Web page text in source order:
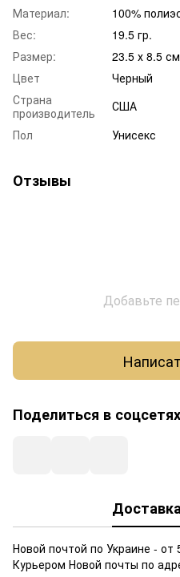
Материал:
100%
Вес:
19.5 гр.
Размер:
23.5 х 8.5
Цвет
Черный
Страна
производитель
США
Пол
Унисекс
Отзывы
Добавьте
Поделиться в соцсетях
Новой почтой по Украине - от
Курьером Новой почты по